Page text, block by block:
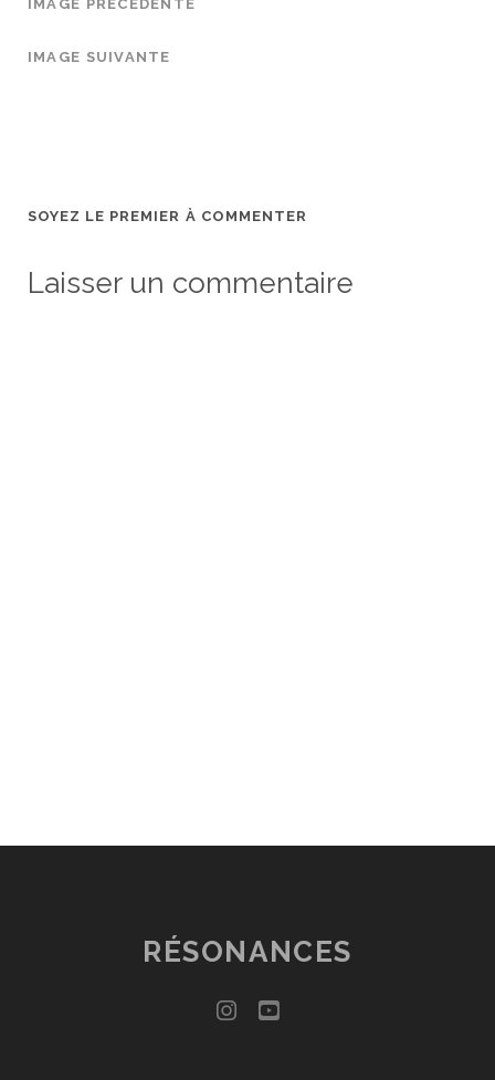
IMAGE PRÉCÉDENTE
IMAGE SUIVANTE
SOYEZ LE PREMIER À COMMENTER
Laisser un commentaire
RÉSONANCES
instagram
youtube